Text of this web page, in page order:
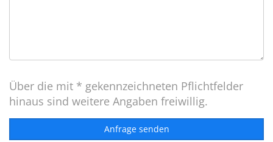
Über die mit * gekennzeichneten Pflichtfelder
hinaus sind weitere Angaben freiwillig.